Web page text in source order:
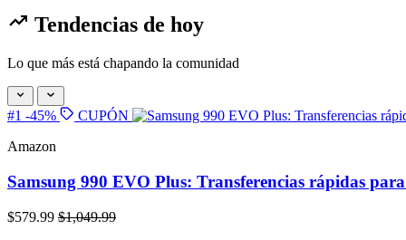
Tendencias de hoy
Lo que más está chapando la comunidad
#1 -45%
CUPÓN
Amazon
Samsung 990 EVO Plus: Transferencias rápidas
$579.99 $1,049.99